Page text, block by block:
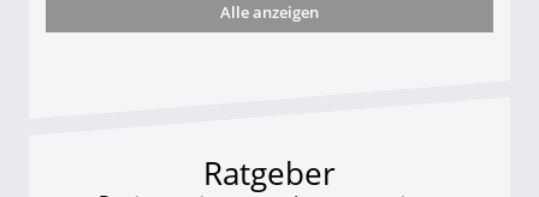
darf Geld behalten!
Alle anzeigen
Ratgeber